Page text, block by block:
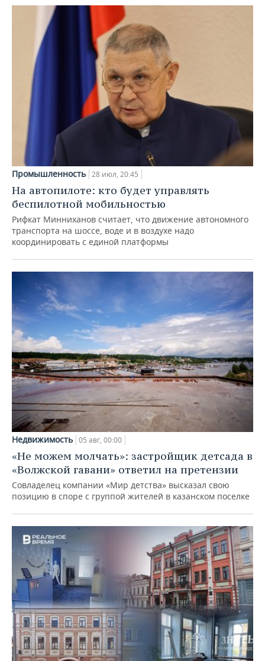
Промышленность 28 июл, 20:45
На автопилоте: кто будет управлять
беспилотной мобильностью
Рифкат Минниханов считает, что движение автономного
транспорта на шоссе, воде и в воздухе надо
координировать с единой платформы
Недвижимость 05 авг, 00:00
«Не можем молчать»: застройщик детсада в
«Волжской гавани» ответил на претензии
Совладелец компании «Мир детства» высказал свою
позицию в споре с группой жителей в казанском поселке